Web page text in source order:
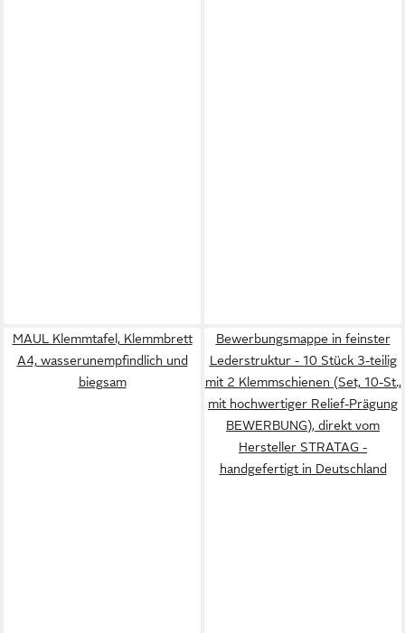
MAUL Klemmtafel, Klemmbrett
A4, wasserunempfindlich und
biegsam
Bewerbungsmappe in feinster
Lederstruktur - 10 Stück 3-teilig
mit 2 Klemmschienen (Set, 10-St.,
mit hochwertiger Relief-Prägung
BEWERBUNG), direkt vom
Hersteller STRATAG -
handgefertigt in Deutschland